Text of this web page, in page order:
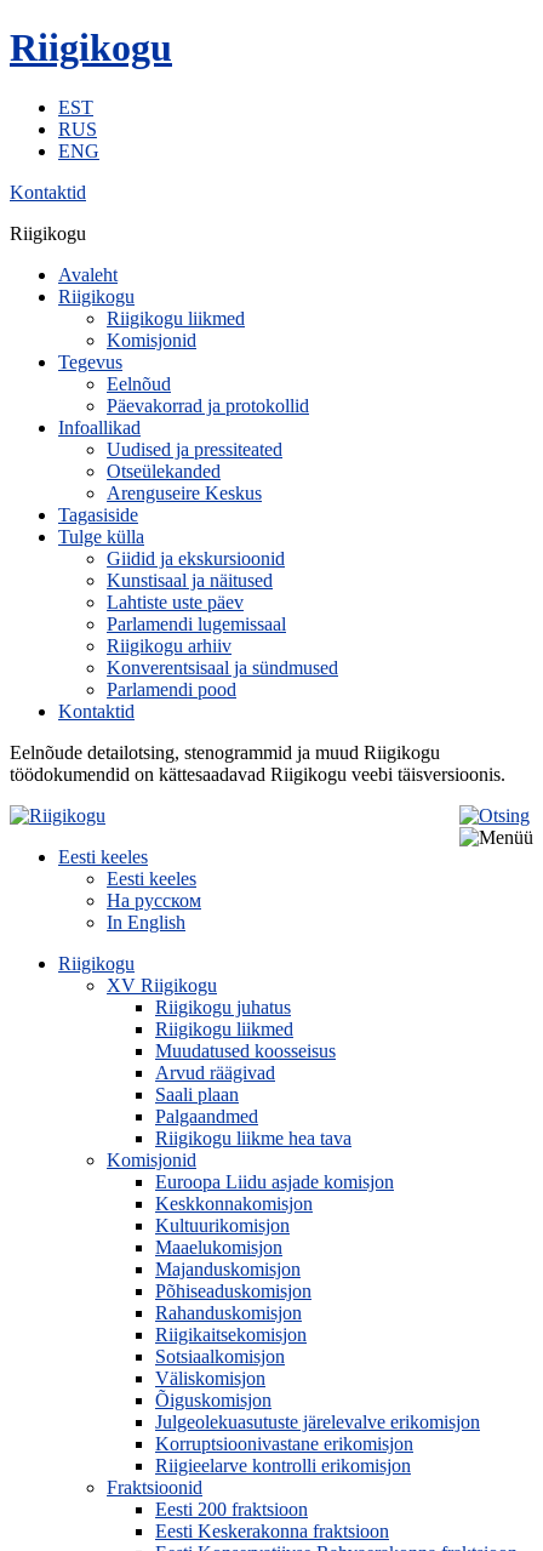
Riigikogu
EST
RUS
ENG
Kontaktid
Riigikogu
Avaleht
Riigikogu
Riigikogu liikmed
Komisjonid
Tegevus
Eelnõud
Päevakorrad ja protokollid
Infoallikad
Uudised ja pressiteated
Otseülekanded
Arenguseire Keskus
Tagasiside
Tulge külla
Giidid ja ekskursioonid
Kunstisaal ja näitused
Lahtiste uste päev
Parlamendi lugemissaal
Riigikogu arhiiv
Konverentsisaal ja sündmused
Parlamendi pood
Kontaktid
Eelnõude detailotsing, stenogrammid ja muud Riigikogu
töödokumendid on kättesaadavad Riigikogu veebi täisversioonis.
Eesti keeles
Eesti keeles
На русском
In English
Riigikogu
XV Riigikogu
Riigikogu juhatus
Riigikogu liikmed
Muudatused koosseisus
Arvud räägivad
Saali plaan
Palgaandmed
Riigikogu liikme hea tava
Komisjonid
Euroopa Liidu asjade komisjon
Keskkonnakomisjon
Kultuurikomisjon
Maaelukomisjon
Majanduskomisjon
Põhiseaduskomisjon
Rahanduskomisjon
Riigikaitsekomisjon
Sotsiaalkomisjon
Väliskomisjon
Õiguskomisjon
Julgeolekuasutuste järelevalve erikomisjon
Korruptsioonivastane erikomisjon
Riigieelarve kontrolli erikomisjon
Fraktsioonid
Eesti 200 fraktsioon
Eesti Keskerakonna fraktsioon